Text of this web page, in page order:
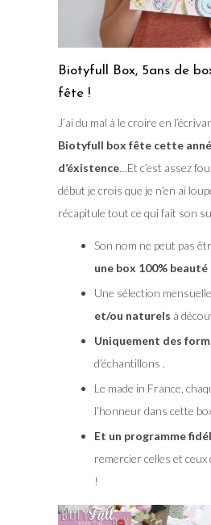
Biotyfull Box, 5ans de
fête !
J’ai du mal à le croire en
Biotyfull box fête cette
d’éxistence…Et c’est assez
début je crois que je n’en ai
récapitule tout ce qui fait son
Son nom ne peut pas
une box 100% beauté
Une sélection mensuelle
et/ou naturels à
Uniquement des
d’échantillons .
Le made in France,
l’honneur dans cette
Et un programme
remercier celles et
!